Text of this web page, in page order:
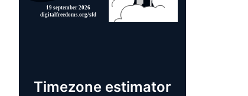
Timezone estimator